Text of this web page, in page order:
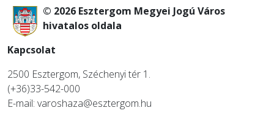
© 2026 Esztergom Megyei Jogú Város
hivatalos oldala
Kapcsolat
2500 Esztergom, Széchenyi tér 1.
(+36)33-542-000
E-mail: varoshaza@esztergom.hu